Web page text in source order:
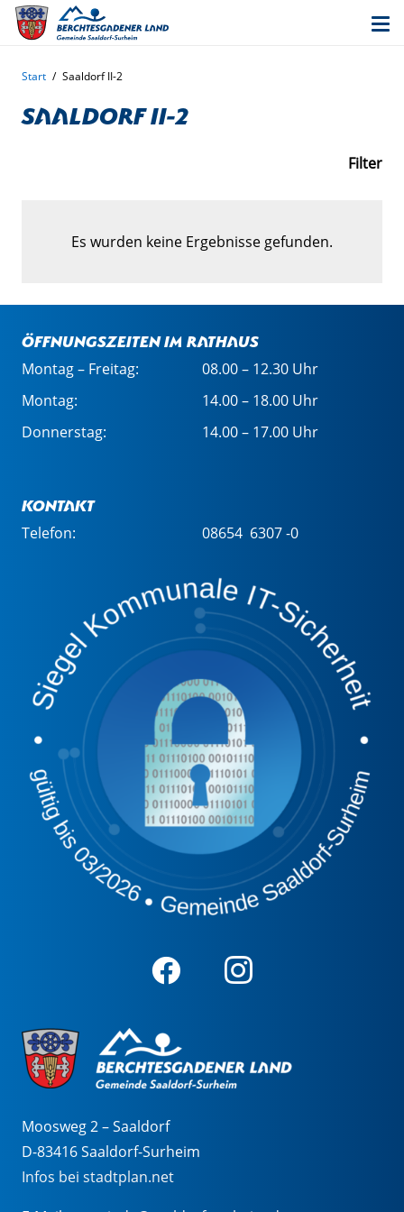
Start / Saaldorf II-2
Saaldorf II-2
Filter
Es wurden keine Ergebnisse gefunden.
Öffnungszeiten im Rathaus
Montag – Freitag:
08.00 – 12.30 Uhr
Montag:
14.00 – 18.00 Uhr
Donnerstag:
14.00 – 17.00 Uhr
Kontakt
Telefon: 08654 6307 -0
Moosweg 2 – Saaldorf
D-83416 Saaldorf-Surheim
Infos bei stadtplan.net